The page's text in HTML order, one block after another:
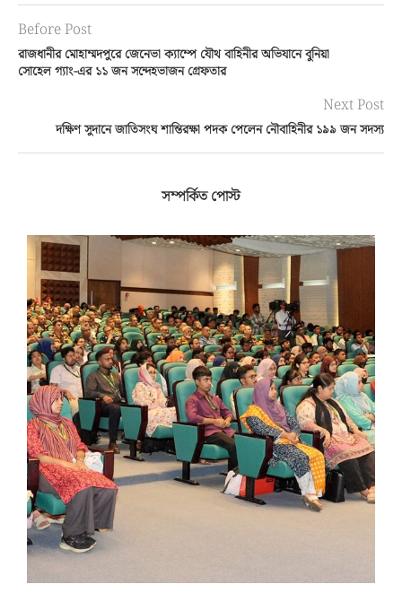
Before Post
রাজধানীর মোহাম্মদপুরে জেনেভা ক্যাম্পে যৌথ বাহিনীর অভিযানে বুনিয়া
সোহেল গ্যাং-এর ১১ জন সন্দেহভাজন গ্রেফতার
Next Post
দক্ষিণ সুদানে জাতিসংঘ শান্তিরক্ষা পদক পেলেন নৌবাহিনীর ১৯৯ জন সদস্য
সম্পর্কিত পোস্ট